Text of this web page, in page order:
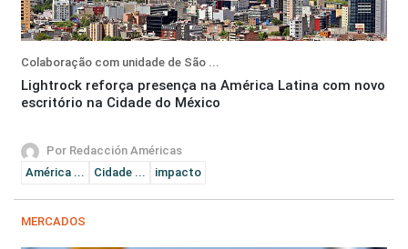
Colaboração com unidade de São ...
Lightrock reforça presença na América Latina com novo
escritório na Cidade do México
Por Redacción Américas
América ...
Cidade ... impacto
MERCADOS